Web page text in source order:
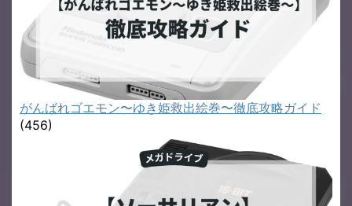
がんばれゴエモン〜ゆき姫救出絵巻〜徹底攻略ガイド
(456)